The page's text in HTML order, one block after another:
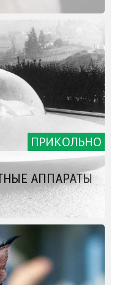
ПРИКОЛЬНО
АППАРАТЫ